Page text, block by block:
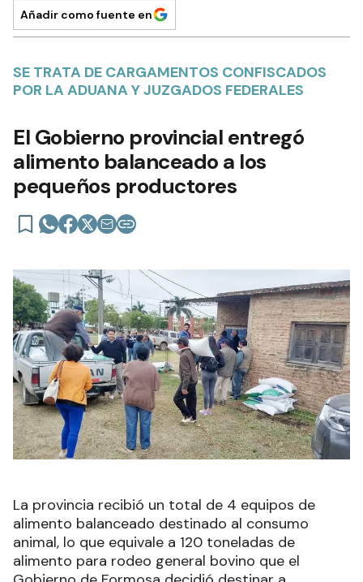
Añadir como fuente en
SE TRATA DE CARGAMENTOS CONFISCADOS
POR LA ADUANA Y JUZGADOS FEDERALES
El Gobierno provincial entregó
alimento balanceado a los
pequeños productores
La provincia recibió un total de 4 equipos de
alimento balanceado destinado al consumo
animal, lo que equivale a 120 toneladas de
alimento para rodeo general bovino que el